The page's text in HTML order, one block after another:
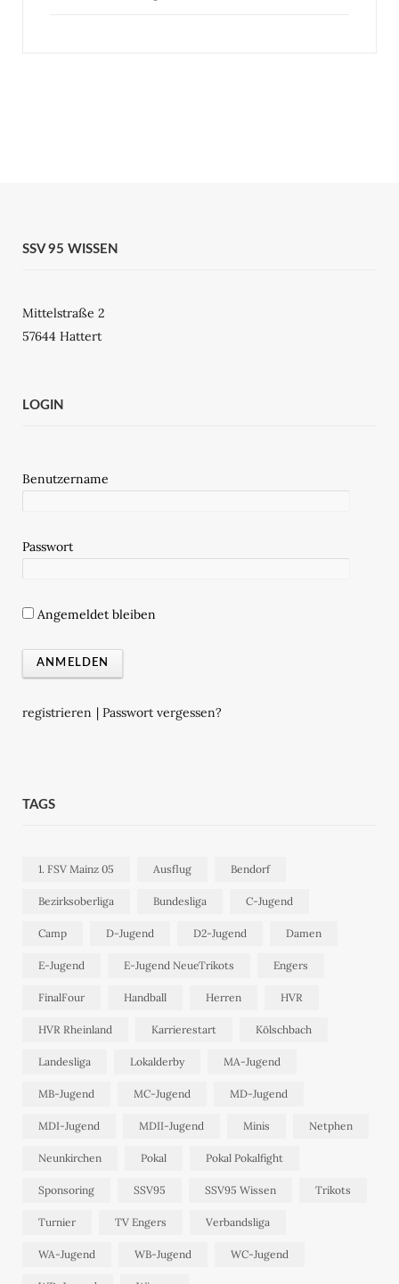
SSV 95 WISSEN
Mittelstraße 2
57644 Hattert
LOGIN
Benutzername
Passwort
Angemeldet bleiben
registrieren | Passwort vergessen?
TAGS
1. FSV Mainz 05 Ausflug Bendorf
Bezirksoberliga Bundesliga C-Jugend
Camp D-Jugend D2-Jugend Damen
E-Jugend E-Jugend NeueTrikots Engers
FinalFour Handball Herren HVR
HVR Rheinland Karrierestart Kölschbach
Landesliga Lokalderby MA-Jugend
MB-Jugend MC-Jugend MD-Jugend
MDI-Jugend MDII-Jugend Minis Netphen
Neunkirchen Pokal Pokal Pokalfight
Sponsoring SSV95 SSV95 Wissen Trikots
Turnier TV Engers Verbandsliga
WA-Jugend WB-Jugend WC-Jugend